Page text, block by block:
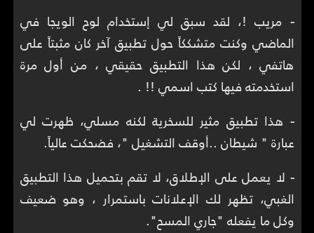
- مريب !، لقد سبق لي إستخدام لوح الويجا في
الماضي وكنت متشككاً حول تطبيق آخر كان مثبتاً على
هاتفي ، لكن هذا التطبيق حقيقي ، من أول مرة
استخدمته فيها كتب اسمي !! .
- هذا تطبيق مثير للسخرية لكنه مسلي، ظهرت لي
عبارة " شيطان ..أوقف التشغيل "، فضحكت عالياً.
- لا يعمل على الإطلاق، لا تقم بتحميل هذا التطبيق
الغبي، تظهر لك الإعلانات باستمرار ، وهو ضعيف
وكل ما يفعله "جاري المسح".